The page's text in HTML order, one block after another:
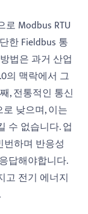
Modbus RTU
한 Fieldbus 통
법은 과거 산업
의 맥락에서 그
, 전통적인 통신
낮으며, 이는
수 없습니다. 업
하며 반응성
답해야합니다.
고 전기 에너지